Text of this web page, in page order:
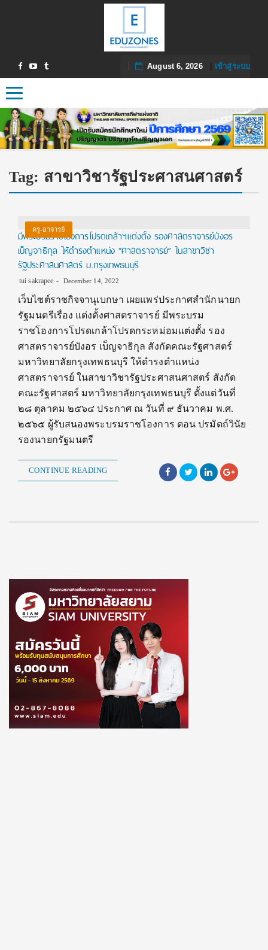
August 6, 2026| เข้าสู่ระบบ
Toggle navigation
Tag: สาขาวิชารัฐประศาสนศาสตร์
ครู-อาจารย์
มีพระบรมราชโองการโปรดเกล้าฯแต่งตั้ง รองศาสตราจารย์บังอร
เบ็ญจาธิกุล ให้ดำรงตำแหน่ง “ศาสตราจารย์” ในสาขาวิชา
รัฐประศาสนศาสตร์ ม.กรุงเทพธนบุรี
tui sakrapee December 14, 2022
เว็บไซต์ราชกิจจานุเบกษา เผยแพร่ประกาศสำนักนายก
รัฐมนตรีเรื่อง แต่งตั้งศาสตราจารย์ มีพระบรม
ราชโองการโปรดเกล้าโปรดกระหม่อมแต่งตั้ง รอง
ศาสตราจารย์บังอร เบ็ญจาธิกุล สังกัดคณะรัฐศาสตร์
มหาวิทยาลัยกรุงเทพธนบุรี ให้ดำรงตำแหน่ง
ศาสตราจารย์ ในสาขาวิชารัฐประศาสนศาสตร์ สังกัด
คณะรัฐศาสตร์ มหาวิทยาลัยกรุงเทพธนบุรี ตั้งแต่วันที่
๒๘ ตุลาคม ๒๕๖๔ ประกาศ ณ วันที่ ๙ ธันวาคม พ.ศ.
๒๕๖๕ ผู้รับสนองพระบรมราชโองการ ดอน ปรมัตถ์วินัย
รองนายกรัฐมนตรี
CONTINUE READING